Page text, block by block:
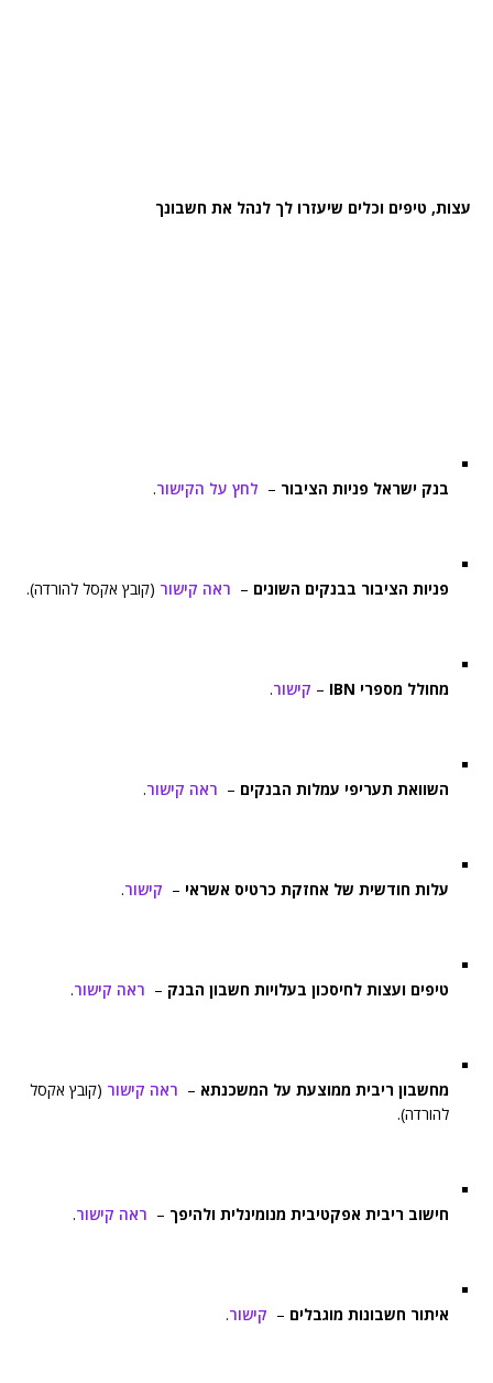
עצות, טיפים וכלים שיעזרו לך לנהל את חשבונך
בנק ישראל פניות הציבור – לחץ על הקישור.
פניות הציבור בבנקים השונים – ראה קישור (קובץ אקסל להורדה).
מחולל מספרי IBN – קישור.
השוואת תעריפי עמלות הבנקים – ראה קישור.
עלות חודשית של אחזקת כרטיס אשראי – קישור.
טיפים ועצות לחיסכון בעלויות חשבון הבנק – ראה קישור.
מחשבון ריבית ממוצעת על המשכנתא – ראה קישור (קובץ אקסל
להורדה).
חישוב ריבית אפקטיבית מנומינלית ולהיפך – ראה קישור.
איתור חשבונות מוגבלים – קישור.